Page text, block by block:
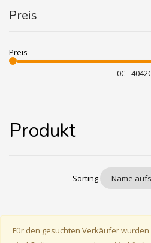
Preis
Preis
Produkt
Sorting
Für den gesuchten Verkäufer